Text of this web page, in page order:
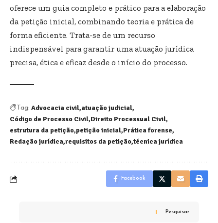
oferece um guia completo e prático para a elaboração
da petição inicial, combinando teoria e prática de
forma eficiente. Trata-se de um recurso
indispensável para garantir uma atuação jurídica
precisa, ética e eficaz desde o início do processo.
Tag: Advocacia civil atuação judicial
Código de Processo Civil Direito Processual Civil
estrutura da petição petição inicial Prática forense
Redação jurídica requisitos da petição técnica jurídica
Facebook
Pesquisar